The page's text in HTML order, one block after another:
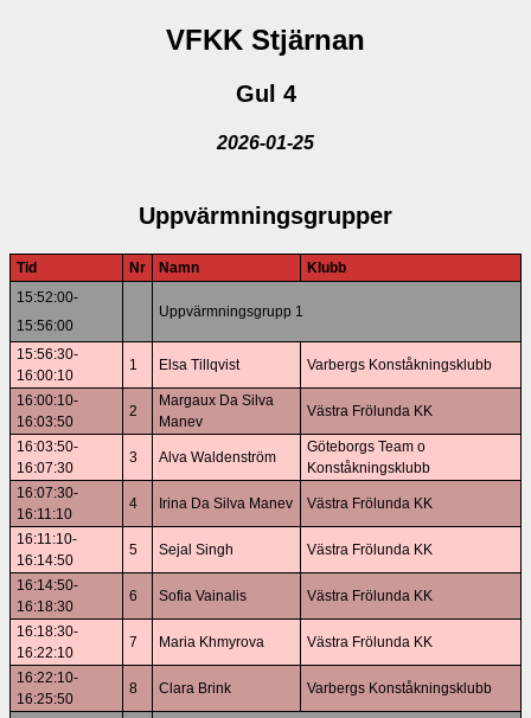
VFKK Stjärnan
Gul 4
2026-01-25
Uppvärmningsgrupper
Tid Nr Namn
Klubb
15:52:00-
15:56:00
Uppvärmningsgrupp 1
15:56:30-
16:00:10
1 Elsa Tillqvist Varbergs Konståkningsklubb
16:00:10-
16:03:50
2
Margaux Da Silva
Manev
Västra Frölunda KK
16:03:50-
16:07:30
3 Alva Waldenström
Göteborgs Team o
Konståkningsklubb
16:07:30-
16:11:10
4 Irina Da Silva Manev Västra Frölunda KK
16:11:10-
16:14:50
5 Sejal Singh Västra Frölunda KK
16:14:50-
16:18:30
6 Sofia Vainalis Västra Frölunda KK
16:18:30-
16:22:10
7 Maria Khmyrova Västra Frölunda KK
16:22:10-
16:25:50
8 Clara Brink Varbergs Konståkningsklubb